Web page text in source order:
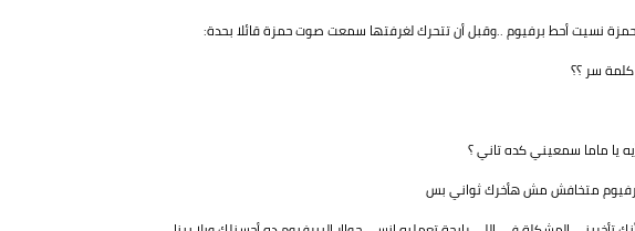
نسيت أحط برفيوم ..وقبل أن تتحرك لغرفتها سمعت صوت حمزة قائلا بحدة:
سر ؟؟
ماما سمعيني كده تاني ؟
متخافش مش هأخرك ثواني بس